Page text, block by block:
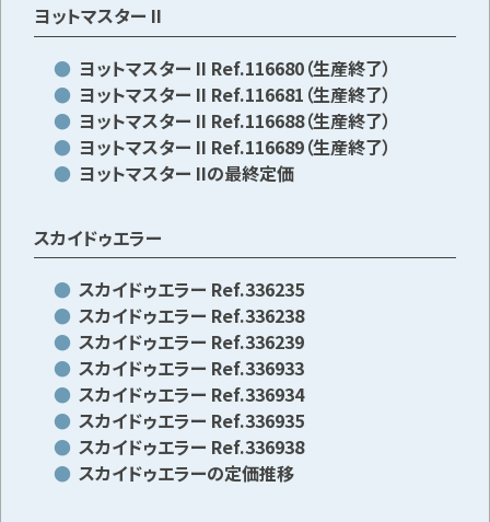
ヨットマスター II
ヨットマスター II Ref.116680（生産終了）
ヨットマスター II Ref.116681（生産終了）
ヨットマスター II Ref.116688（生産終了）
ヨットマスター II Ref.116689（生産終了）
ヨットマスター IIの最終定価
スカイドゥエラー
スカイドゥエラー Ref.336235
スカイドゥエラー Ref.336238
スカイドゥエラー Ref.336239
スカイドゥエラー Ref.336933
スカイドゥエラー Ref.336934
スカイドゥエラー Ref.336935
スカイドゥエラー Ref.336938
スカイドゥエラーの定価推移